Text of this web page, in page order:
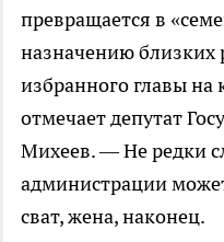
превращается в
назначению близких
избранного главы
отмечает депутат
Михеев. — Не редки
администрации
сват, жена, наконец.